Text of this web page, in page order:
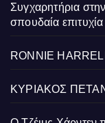
Συγχαρητήρια
σπουδαία
RONNIE
ΚΥΡΙΑΚΟΣ